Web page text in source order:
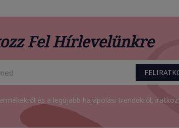
Fel Hírlevelünkre
és a legújabb hajápolási trendekről,